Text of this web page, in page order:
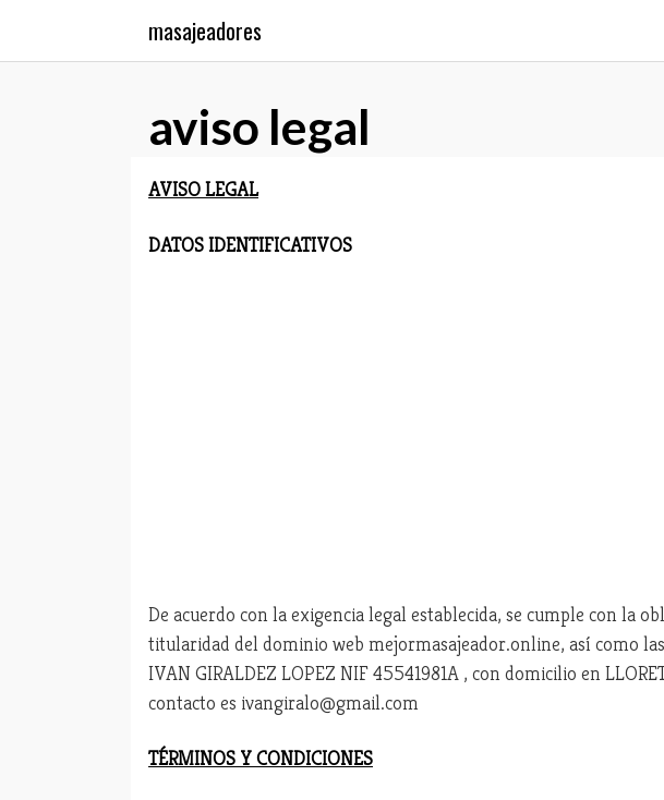
contenido
masajeadores
aviso legal
AVISO LEGAL
DATOS IDENTIFICATIVOS
De acuerdo con la exigencia legal establecida, se cumple con la
titularidad del dominio web mejormasajeador.online, así como
IVAN GIRALDEZ LOPEZ NIF 45541981A , con domicilio en
contacto es ivangiralo@gmail.com
TÉRMINOS Y CONDICIONES